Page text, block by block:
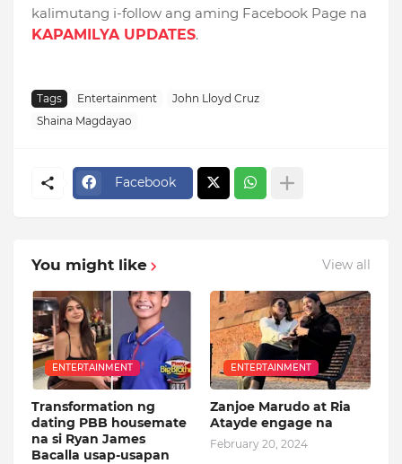
kalimutang i-follow ang aming Facebook Page na
KAPAMILYA UPDATES.
Tags Entertainment
John Lloyd Cruz
Shaina Magdayao
Facebook
You might like View all
ENTERTAINMENT
Transformation ng
dating PBB housemate
na si Ryan James
Bacalla usap-usapan
ENTERTAINMENT
Zanjoe Marudo at Ria
Atayde engage na
February 20, 2024